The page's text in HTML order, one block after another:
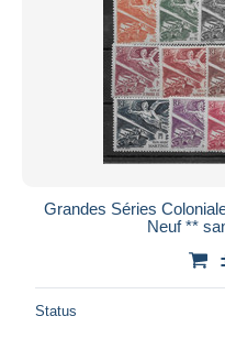
Grandes Séries
Neuf **
Status